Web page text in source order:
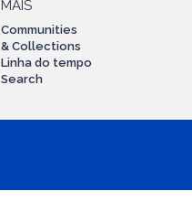
MAIS
Communities
& Collections
Linha do tempo
Search